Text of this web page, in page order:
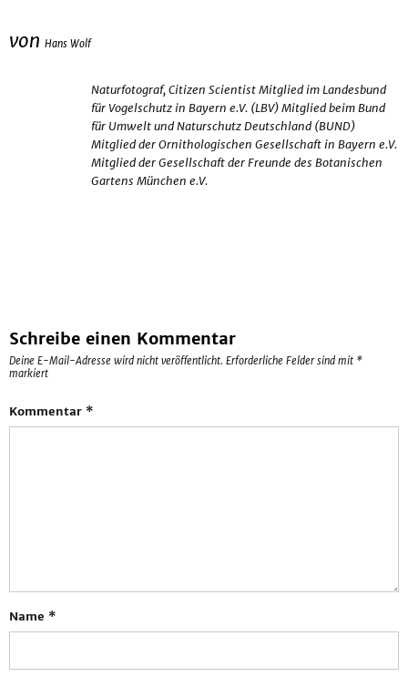
von Hans Wolf
Naturfotograf, Citizen Scientist Mitglied im Landesbund
für Vogelschutz in Bayern e.V. (LBV) Mitglied beim Bund
für Umwelt und Naturschutz Deutschland (BUND)
Mitglied der Ornithologischen Gesellschaft in Bayern e.V.
Mitglied der Gesellschaft der Freunde des Botanischen
Gartens München e.V.
Schreibe einen Kommentar
Deine E-Mail-Adresse wird nicht veröffentlicht. Erforderliche Felder sind mit *
markiert
Kommentar *
Name *